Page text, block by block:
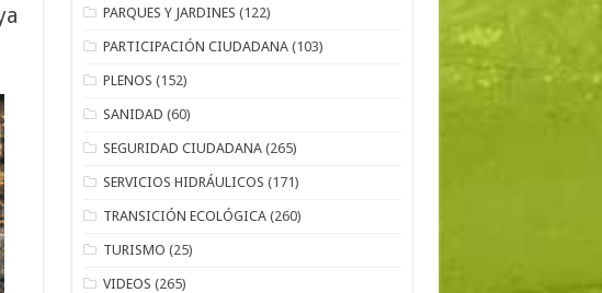
PARQUES Y JARDINES (122)
PARTICIPACIÓN CIUDADANA (103)
PLENOS (152)
SANIDAD (60)
SEGURIDAD CIUDADANA (265)
SERVICIOS HIDRÁULICOS (171)
TRANSICIÓN ECOLÓGICA (260)
TURISMO (25)
VIDEOS (265)